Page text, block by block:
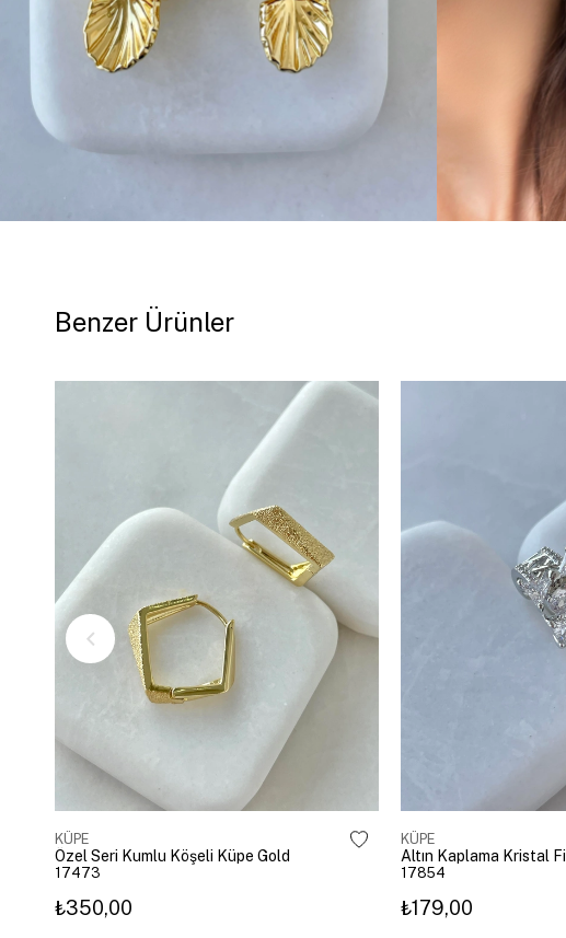
Benzer Ürünler
KÜPE
Özel Seri Kumlu Köşeli Küpe Gold
17473
₺350,00
KÜPE
17854
₺179,00